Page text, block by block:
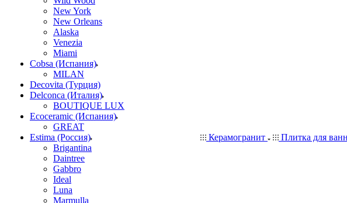
New York
New Orleans
Alaska
Venezia
Miami
Cobsa (Испания)
MILAN
Decovita (Турция)
Delconca (Италия)
BOUTIQUE LUX
Ecoceramic (Испания)
GREAT
Estima (Россия)
Brigantina
Daintree
Gabbro
Ideal
Luna
Marmulla
Керамогранит Плитка для